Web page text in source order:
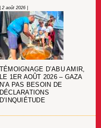
| 2 août 2026 |
TÉMOIGNAGE D’ABU AMIR,
LE 1ER AOÛT 2026 – GAZA
N’A PAS BESOIN DE
DÉCLARATIONS
D’INQUIÉTUDE